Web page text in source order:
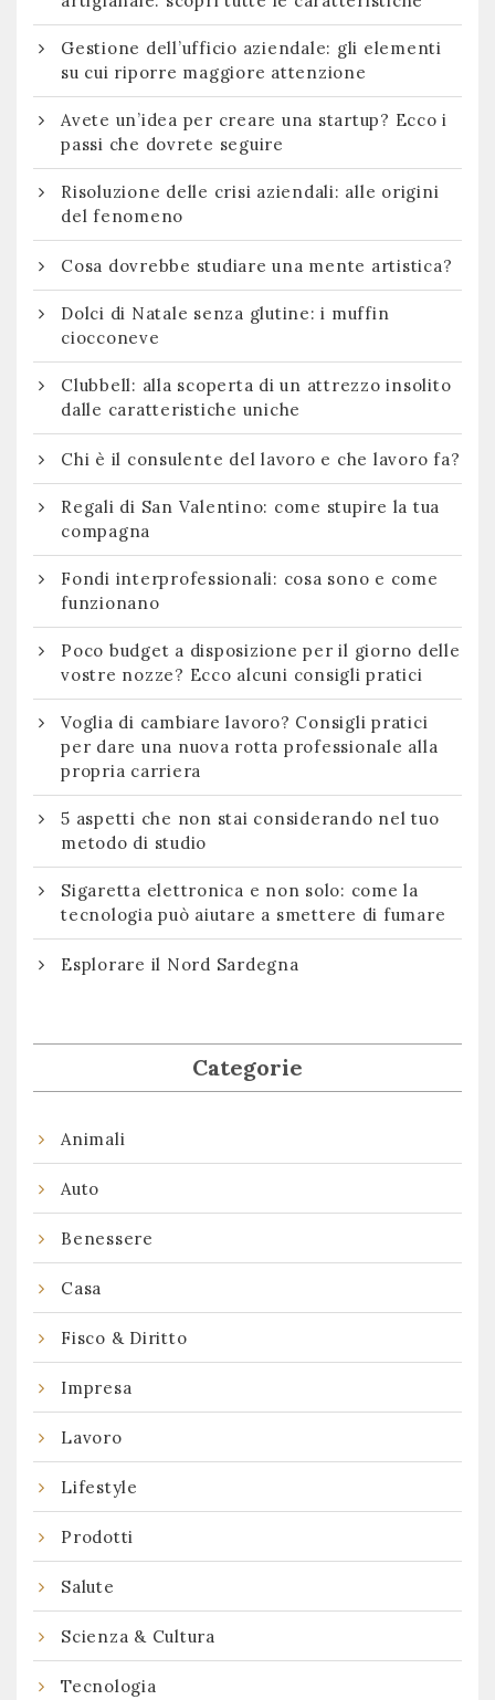
Gestione dell’ufficio aziendale: gli elementi
su cui riporre maggiore attenzione
Avete un’idea per creare una startup? Ecco i
passi che dovrete seguire
Risoluzione delle crisi aziendali: alle origini
del fenomeno
Cosa dovrebbe studiare una mente artistica?
Dolci di Natale senza glutine: i muffin
ciocconeve
Clubbell: alla scoperta di un attrezzo insolito
dalle caratteristiche uniche
Chi è il consulente del lavoro e che lavoro fa?
Regali di San Valentino: come stupire la tua
compagna
Fondi interprofessionali: cosa sono e come
funzionano
Poco budget a disposizione per il giorno delle
vostre nozze? Ecco alcuni consigli pratici
Voglia di cambiare lavoro? Consigli pratici
per dare una nuova rotta professionale alla
propria carriera
5 aspetti che non stai considerando nel tuo
metodo di studio
Sigaretta elettronica e non solo: come la
tecnologia può aiutare a smettere di fumare
Esplorare il Nord Sardegna
Categorie
Animali
Auto
Benessere
Casa
Fisco & Diritto
Impresa
Lavoro
Lifestyle
Prodotti
Salute
Scienza & Cultura
Tecnologia